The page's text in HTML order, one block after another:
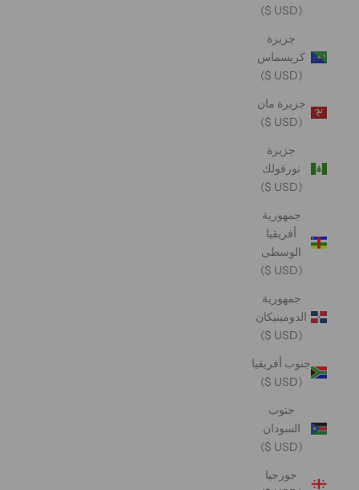
(USD $)
جزيرة
كريسماس
(USD $)
جزيرة مان
(USD $)
جزيرة
نورفولك
(USD $)
جمهورية
أفريقيا
الوسطى
(USD $)
جمهورية
الدومينيكان
(USD $)
جنوب أفريقيا
(USD $)
جنوب
السودان
(USD $)
جورجيا